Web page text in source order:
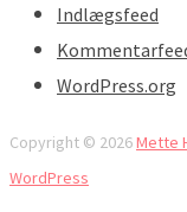
Indlægsfeed
WordPress.org
Copyright © 2026Mette
WordPress